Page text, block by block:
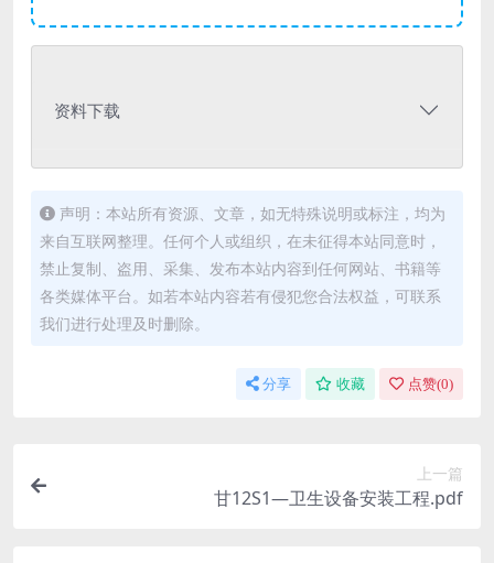
资料下载
声明：本站所有资源、文章，如无特殊说明或标注，均为
来自互联网整理。任何个人或组织，在未征得本站同意时，
禁止复制、盗用、采集、发布本站内容到任何网站、书籍等
各类媒体平台。如若本站内容若有侵犯您合法权益，可联系
我们进行处理及时删除。
分享 收藏 点赞(0)
上一篇
甘12S1—卫生设备安装工程.pdf